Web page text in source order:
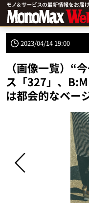
2023/04/14 19:00
（画像一覧）“
ス「327」、
は都会的なベー